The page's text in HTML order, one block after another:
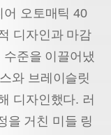
어 오토매틱 40
디자인과 마감
준을 이끌어냈
와 브레이슬릿
디자인했다. 러
을 거친 미들 링